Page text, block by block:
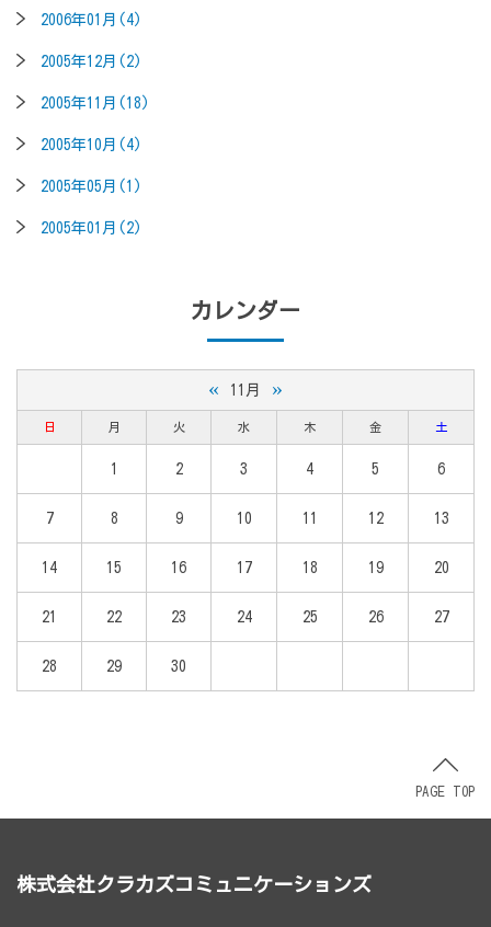
2006年01月(4)
2005年12月(2)
2005年11月(18)
2005年10月(4)
2005年05月(1)
2005年01月(2)
カレンダー
« 11月 »
日 月 火 水 木 金 土
1 2 3 4 5 6
7 8 9 10 11 12 13
14 15 16 17 18 19 20
21 22 23 24 25 26 27
28 29 30
PAGE TOP
株式会社クラカズコミュニケーションズ